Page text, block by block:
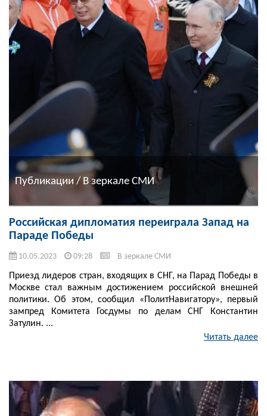
Публикации / В зеркале СМИ
Российская дипломатия переиграла Запад на
Параде Победы
10.05.2023 09:28 В зеркале СМИ
Приезд лидеров стран, входящих в СНГ, на Парад Победы в
Москве стал важным достижением российской внешней
политики. Об этом, сообщил «ПолитНавигатору», первый
зампред Комитета Госдумы по делам СНГ Константин
Затулин. ...
Читать далее